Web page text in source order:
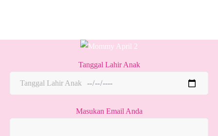
Tanggal Lahir Anak
Masukan Email Anda